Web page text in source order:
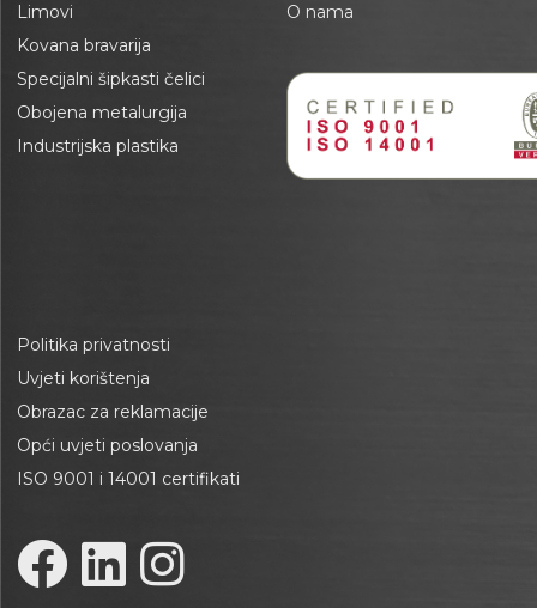
Limovi
Kovana bravarija
Specijalni šipkasti čelici
Obojena metalurgija
Industrijska plastika
O nama
Politika privatnosti
Uvjeti korištenja
Obrazac za reklamacije
Opći uvjeti poslovanja
ISO 9001 i 14001 certifikati